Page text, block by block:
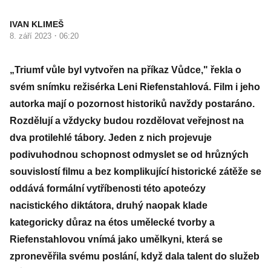
IVAN KLIMEŠ
8. září 2023 · 06:20
„Triumf vůle byl vytvořen na příkaz Vůdce," řekla o
svém snímku režisérka Leni Riefenstahlová. Film i jeho
autorka mají o pozornost historiků navždy postaráno.
Rozdělují a vždycky budou rozdělovat veřejnost na
dva protilehlé tábory. Jeden z nich projevuje
podivuhodnou schopnost odmyslet se od hrůzných
souvislostí filmu a bez komplikující historické zátěže se
oddává formální vytříbenosti této apoteózy
nacistického diktátora, druhý naopak klade
kategoricky důraz na étos umělecké tvorby a
Riefenstahlovou vnímá jako umělkyni, která se
zpronevěřila svému poslání, když dala talent do služeb